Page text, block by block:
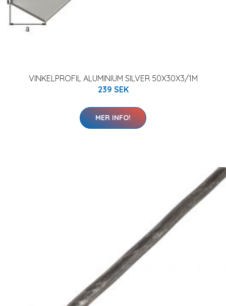
VINKELPROFIL ALUMINIUM SILVER 50X30X3/1M
239 SEK
MER INFO!